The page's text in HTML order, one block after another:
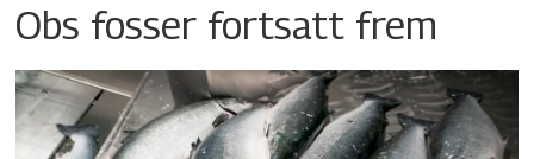
Obs fosser fortsatt frem